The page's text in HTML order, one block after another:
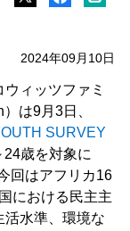
2024年09月10日
ィッツファミ
は9月3日、
SURVEY
24歳を対象に
回はアフリカ16
における民主主
活水準、環境な